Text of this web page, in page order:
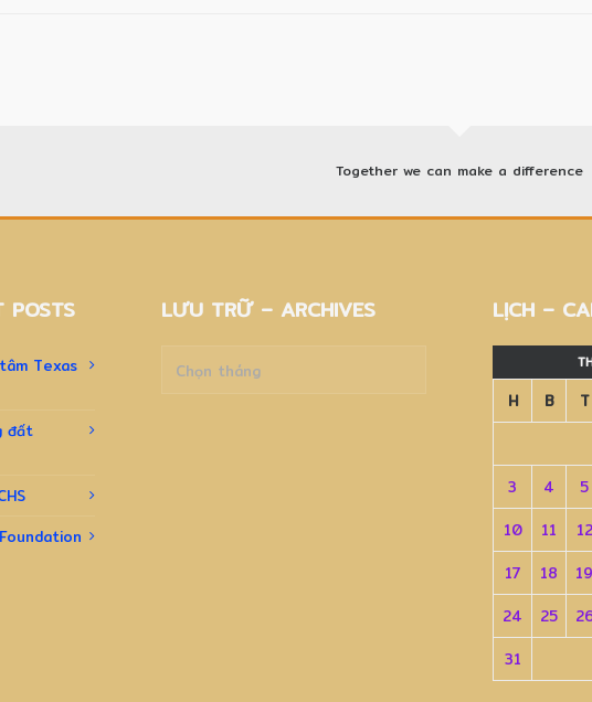
Together we can make a difference
POSTS
Texas
đất
LƯU TRỮ – ARCHIVES
trữ
LỊCH –
H B T
3
4 5
10
11 12
17
18 19
24
25
31